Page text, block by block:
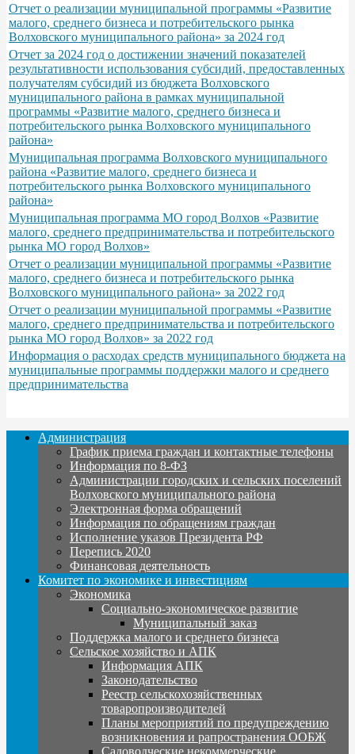
Отчет о реализации муниципальной программы «Развитие
малого, среднего бизнеса и потребительского рынка
Волховского муниципального района» за 2024 год
Отчет за 2024 год о достижении значений показателей
результативности использования субсидий, предоставленных
получателям субсидий из бюджета Волховского
муниципального района в рамках муниципальной
программы «Развитие малого, среднего бизнеса и
потребительского рынка Волховского муниципального
района»
Муниципальная программа Волховского муниципального
района «Развитие малого, среднего бизнеса и
потребительского рынка Волховского муниципального
района»
Муниципальная программа МО город Волхов «Развитие
малого, среднего предпринимательства и потребительского
рынка МО город Волхов»
Отчет о реализации муниципальной программы «Развитие
малого, среднего бизнеса и потребительского рынка
Волховского муниципального района» за 2022 год
Отчет о реализации муниципальной программы «Развитие
малого, среднего предпринимательства и потребительского
рынка МО город Волхов» за 2022 год
Информация о расходах средств муниципального бюджета на
муниципальные программы поддержки малого и среднего
предпринимательства
Администрация
График приема граждан и контактные телефоны
Информация по 8-ФЗ
Администрации городских и сельских поселений
Волховского муниципального района
Электронная форма обращений
Информация по обращениям граждан
Исполнение указов Президента РФ
Перепись 2020
Финансовая деятельность
Комитет по экономике и инвестициям
Экономика
Социально-экономическое развитие
Муниципальный заказ
Поддержка малого и среднего бизнеса
Сельское хозяйство и АПК
Информация АПК
Законодательство
Реестр сельскохозяйственных
товаропроизводителей
Планы мероприятий по предупреждению
возникновения и рапространения ООБЖ
Садоводческие некоммерческие